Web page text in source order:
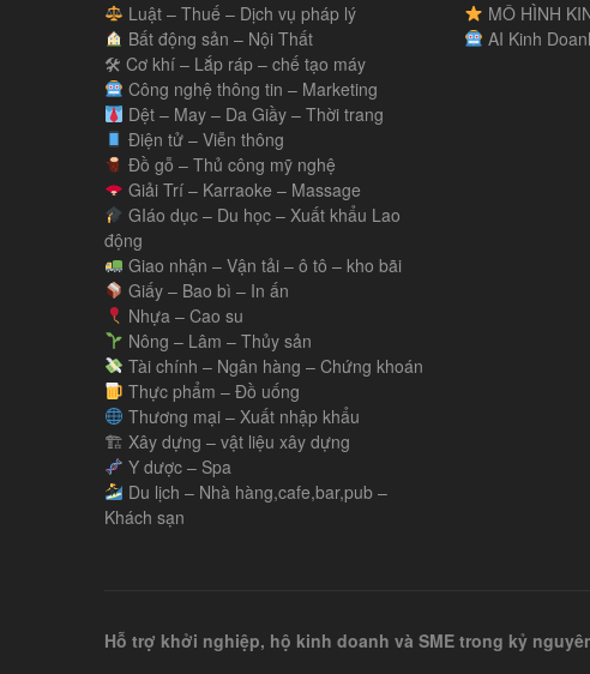
Luật – Thuế – Dịch vụ pháp lý
Bất động sản – Nội Thất
🛠 Cơ khí – Lắp ráp – chế tạo máy
Công nghệ thông tin – Marketing
Dệt – May – Da Giầy – Thời trang
Điện tử – Viễn thông
Đồ gỗ – Thủ công mỹ nghệ
Giải Trí – Karraoke – Massage
GIáo dục – Du học – Xuất khẩu Lao
động
Giao nhận – Vận tải – ô tô – kho bãi
Giấy – Bao bì – In ấn
Nhựa – Cao su
Nông – Lâm – Thủy sản
Tài chính – Ngân hàng – Chứng khoán
Thực phẩm – Đồ uống
Thương mại – Xuất nhập khẩu
🏗 Xây dựng – vật liệu xây dựng
Y dược – Spa
Du lịch – Nhà hàng,cafe,bar,pub –
Khách sạn
MÔ HÌNH
AI Kinh
Hỗ trợ khởi nghiệp, hộ kinh doanh và SME trong kỷ